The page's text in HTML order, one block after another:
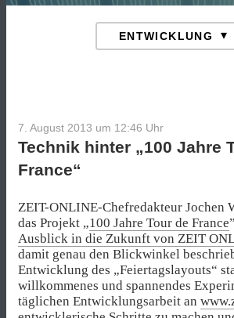
7. August 2013 um 12:46 Uhr
Technik hinter „100 Jahre
France“
ZEIT-ONLINE-Chefredakteur Jochen
das Projekt „100 Jahre Tour de France
Ausblick in die Zukunft von ZEIT
damit genau den Blickwinkel
Entwicklung des „Feiertagslayouts“
willkommenes und spannendes
täglichen Entwicklungsarbeit an